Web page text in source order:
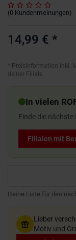
(0 Kundenmeinungen)
14,99 € *
* Preisinformation inkl.
deiner Filiale.
In vielen
Finde die nächste
Filialen mit
Deine Liste für den
Lieber
Motiv und